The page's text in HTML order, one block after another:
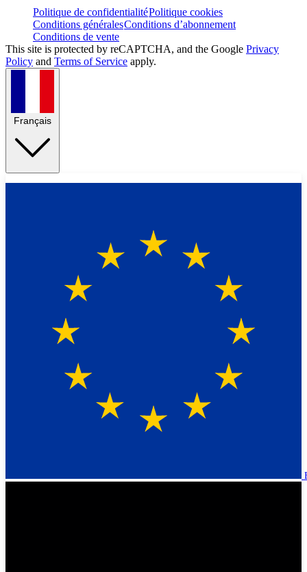
Politique de confidentialitéPolitique cookies
Conditions généralesConditions d’abonnement
Conditions de vente
This site is protected by reCAPTCHA, and the Google Privacy
Policy and Terms of Service apply.
Français